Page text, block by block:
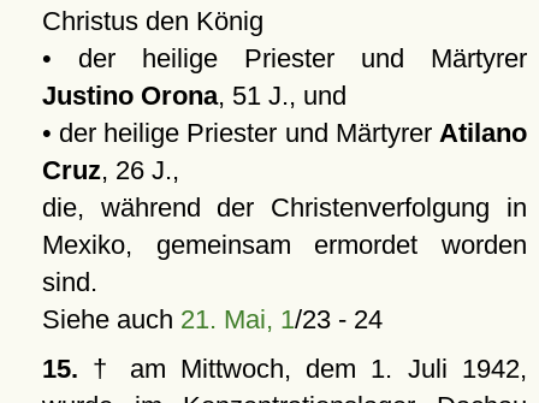
Christus den König
• der heilige Priester und Märtyrer
Justino Orona, 51 J., und
• der heilige Priester und Märtyrer Atilano
Cruz, 26 J.,
die, während der Christenverfolgung in
Mexiko, gemeinsam ermordet worden
sind.
Siehe auch 21. Mai, 1/23 - 24
15. † am Mittwoch, dem 1. Juli 1942,